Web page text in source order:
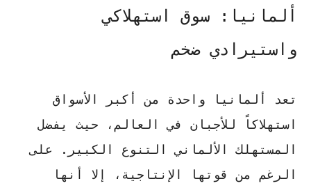
ألمانيا: سوق استهلاكي
واستيرادي ضخم
تعد ألمانيا واحدة من أكبر الأسواق
استهلاكاً للأجبان في العالم، حيث يفضل
المستهلك الألماني التنوع الكبير. على
الرغم من قوتها الإنتاجية، إلا أنها